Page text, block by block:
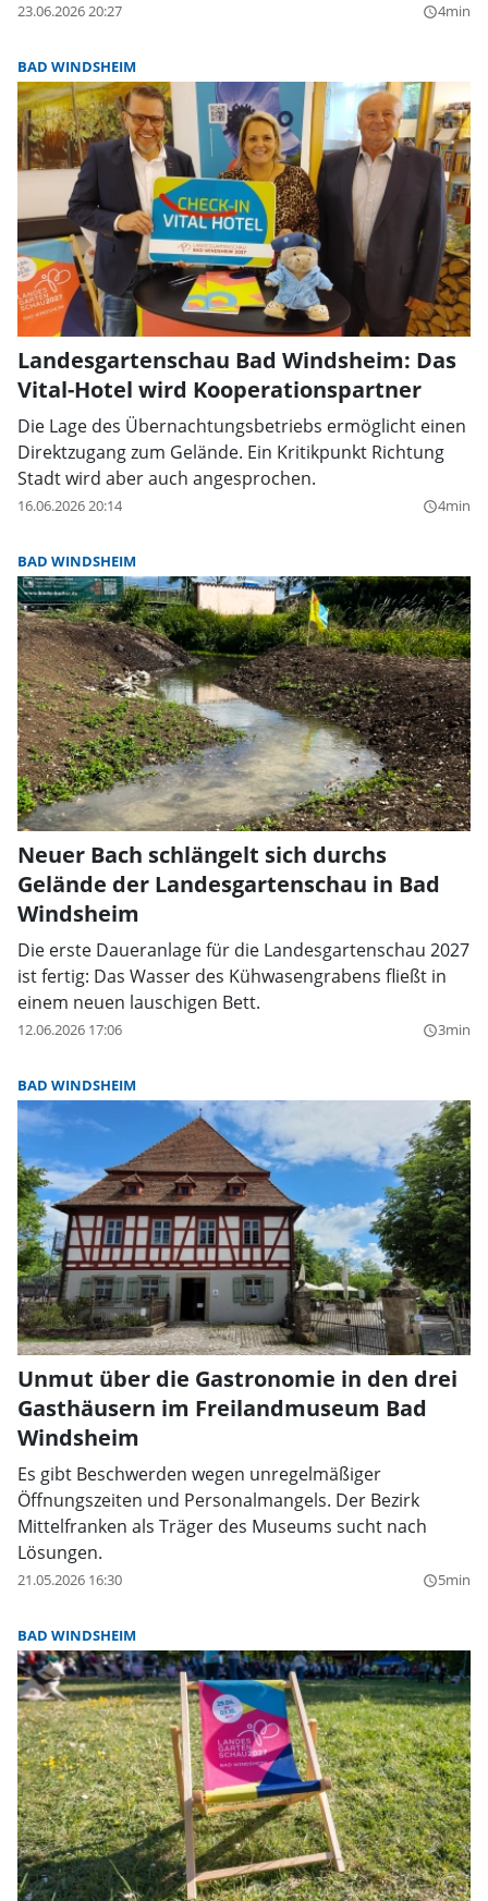
23.06.2026 20:27 query_builder4min
BAD WINDSHEIM
Landesgartenschau Bad Windsheim: Das
Vital-Hotel wird Kooperationspartner
Die Lage des Übernachtungsbetriebs ermöglicht einen
Direktzugang zum Gelände. Ein Kritikpunkt Richtung
Stadt wird aber auch angesprochen.
16.06.2026 20:14 query_builder4min
BAD WINDSHEIM
Neuer Bach schlängelt sich durchs
Gelände der Landesgartenschau in Bad
Windsheim
Die erste Daueranlage für die Landesgartenschau 2027
ist fertig: Das Wasser des Kühwasengrabens fließt in
einem neuen lauschigen Bett.
12.06.2026 17:06 query_builder3min
BAD WINDSHEIM
Unmut über die Gastronomie in den drei
Gasthäusern im Freilandmuseum Bad
Windsheim
Es gibt Beschwerden wegen unregelmäßiger
Öffnungszeiten und Personalmangels. Der Bezirk
Mittelfranken als Träger des Museums sucht nach
Lösungen.
21.05.2026 16:30 query_builder5min
BAD WINDSHEIM